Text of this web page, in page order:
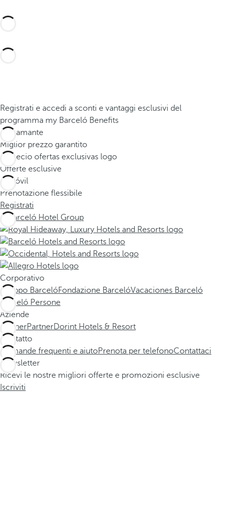
Registrati e accedi a sconti e vantaggi esclusivi del
programma my Barceló Benefits
Miglior prezzo garantito
Offerte esclusive
Prenotazione flessibile
Registrati
Corporativo
Gruppo BarcelóFondazione BarcelóVacaciones Barceló
Barceló Persone
Aziende
PartnerPartnerDorint Hotels & Resort
Contatto
Domande frequenti e aiutoPrenota per telefonoContattaci
Newsletter
Ricevi le nostre migliori offerte e promozioni esclusive
Iscriviti